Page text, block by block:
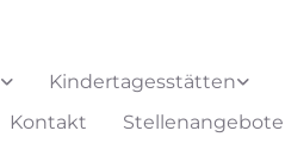
Kindertagesstätten
Kontakt Stellenangebote